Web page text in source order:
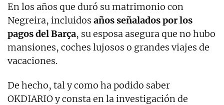
En los años que duró su matrimonio con
Negreira, incluidos años señalados por los
pagos del Barça, su esposa asegura que no hubo
mansiones, coches lujosos o grandes viajes de
vacaciones.
De hecho, tal y como ha podido saber
OKDIARIO y consta en la investigación de